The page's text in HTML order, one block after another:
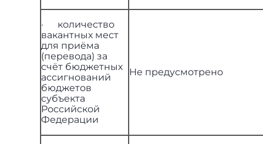
· количество
вакантных мест
для приёма
(перевода) за
счёт бюджетных
ассигнований
бюджетов
субъекта
Российской
Федерации
Не предусмотрено